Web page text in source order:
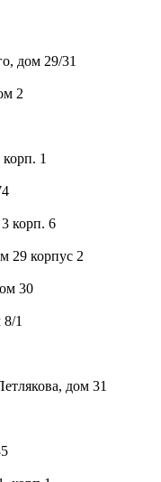
дом 29/31
2
1
корп. 6
29 корпус 2
30
1
дом 31